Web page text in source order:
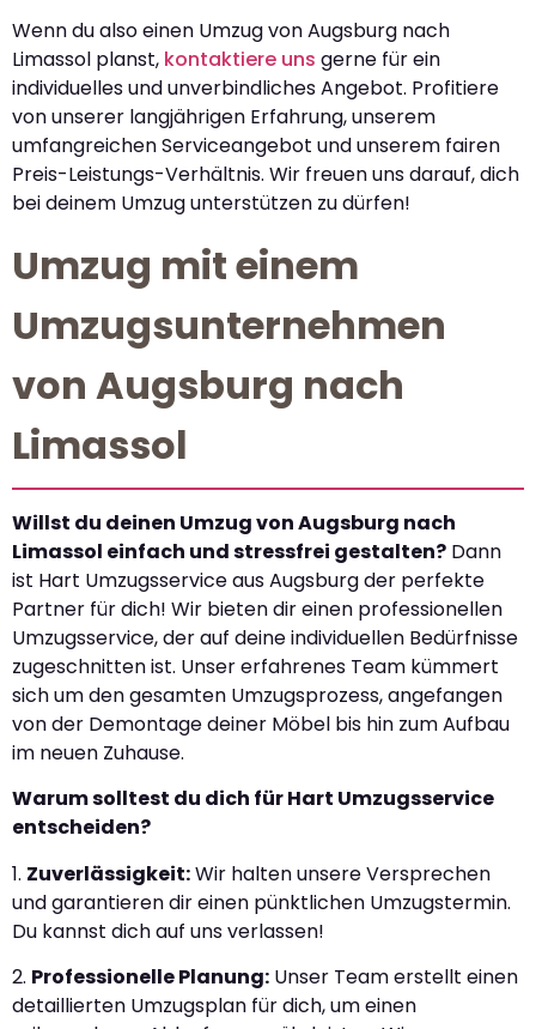
Wenn du also einen Umzug von Augsburg nach
Limassol planst, kontaktiere uns gerne für ein
individuelles und unverbindliches Angebot. Profitiere
von unserer langjährigen Erfahrung, unserem
umfangreichen Serviceangebot und unserem fairen
Preis-Leistungs-Verhältnis. Wir freuen uns darauf, dich
bei deinem Umzug unterstützen zu dürfen!
Umzug mit einem
Umzugsunternehmen
von Augsburg nach
Limassol
Willst du deinen Umzug von Augsburg nach
Limassol einfach und stressfrei gestalten? Dann
ist Hart Umzugsservice aus Augsburg der perfekte
Partner für dich! Wir bieten dir einen professionellen
Umzugsservice, der auf deine individuellen Bedürfnisse
zugeschnitten ist. Unser erfahrenes Team kümmert
sich um den gesamten Umzugsprozess, angefangen
von der Demontage deiner Möbel bis hin zum Aufbau
im neuen Zuhause.
Warum solltest du dich für Hart Umzugsservice
entscheiden?
1. Zuverlässigkeit:Wir halten unsere Versprechen
und garantieren dir einen pünktlichen Umzugstermin.
Du kannst dich auf uns verlassen!
2. Professionelle Planung: Unser Team erstellt einen
detaillierten Umzugsplan für dich, um einen